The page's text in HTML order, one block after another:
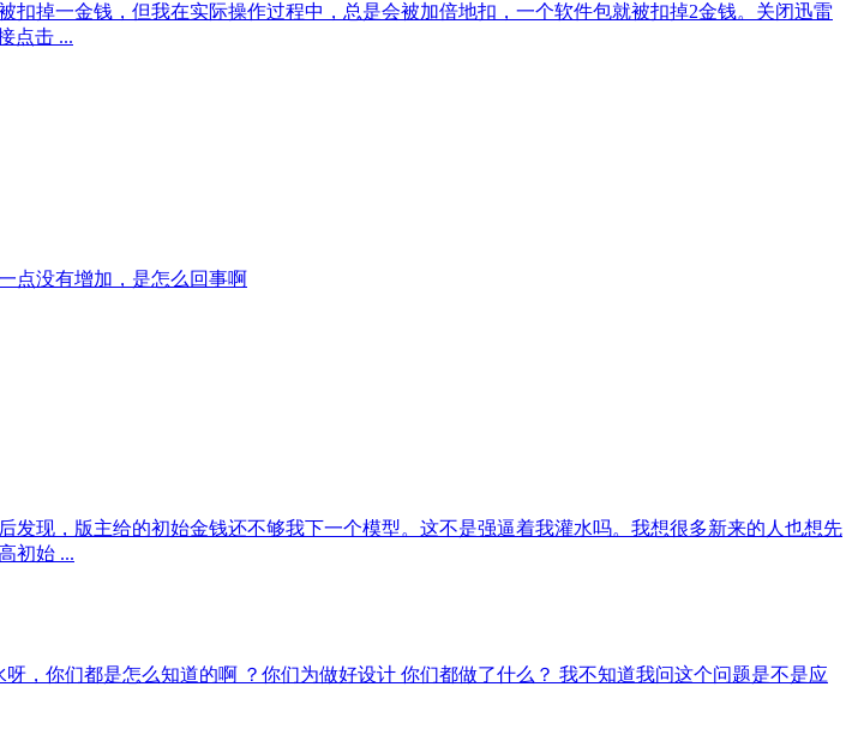
掉一金钱，但我在实际操作过程中，总是会被加倍地扣，一个软件包就被扣掉2金钱。关闭迅雷
点击 ...
点没有增加，是怎么回事啊
现，版主给的初始金钱还不够我下一个模型。这不是强逼着我灌水吗。我想很多新来的人也想先
初始 ...
，你们都是怎么知道的啊 ？你们为做好设计 你们都做了什么？ 我不知道我问这个问题是不是应